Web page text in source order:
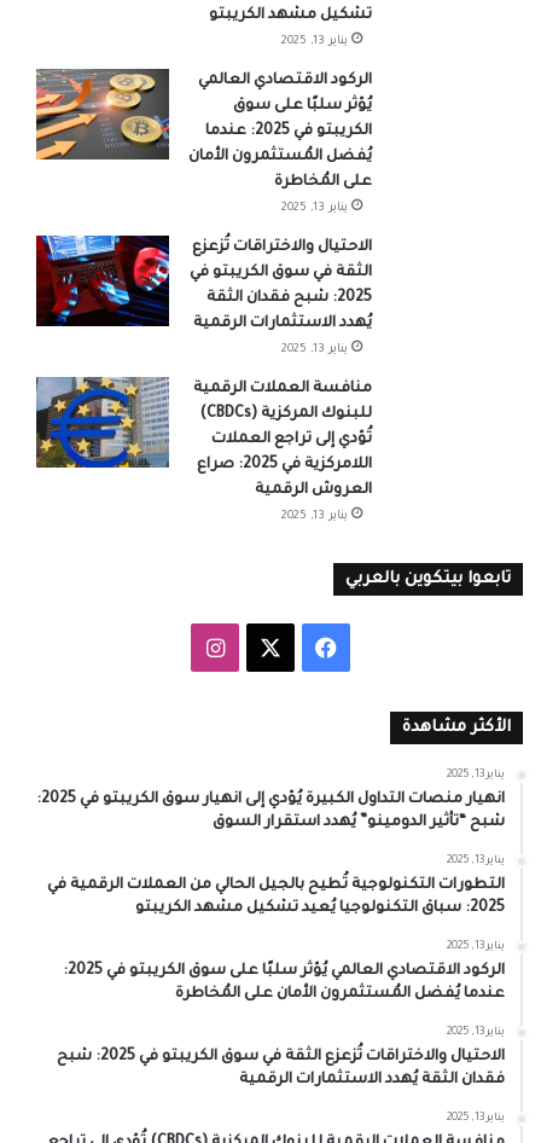
تشكيل مشهد الكريبتو
يناير 13, 2025
الركود الاقتصادي العالمي
يُؤثر سلبًا على سوق
الكريبتو في 2025: عندما
يُفضل المُستثمرون الأمان
على المُخاطرة
يناير 13, 2025
الاحتيال والاختراقات تُزعزع
الثقة في سوق الكريبتو في
2025: شبح فقدان الثقة
يُهدد الاستثمارات الرقمية
يناير 13, 2025
منافسة العملات الرقمية
للبنوك المركزية (CBDCs)
تُؤدي إلى تراجع العملات
اللامركزية في 2025: صراع
العروش الرقمية
يناير 13, 2025
تابعوا بيتكوين بالعربي
فيسبوك انستقرام
الأكثر مشاهدة
يناير 13, 2025
انهيار منصات التداول الكبيرة يُؤدي إلى انهيار سوق الكريبتو في 2025:
شبح “تأثير الدومينو” يُهدد استقرار السوق
يناير 13, 2025
التطورات التكنولوجية تُطيح بالجيل الحالي من العملات الرقمية في
2025: سباق التكنولوجيا يُعيد تشكيل مشهد الكريبتو
يناير 13, 2025
الركود الاقتصادي العالمي يُؤثر سلبًا على سوق الكريبتو في 2025:
عندما يُفضل المُستثمرون الأمان على المُخاطرة
يناير 13, 2025
الاحتيال والاختراقات تُزعزع الثقة في سوق الكريبتو في 2025: شبح
فقدان الثقة يُهدد الاستثمارات الرقمية
يناير 13, 2025